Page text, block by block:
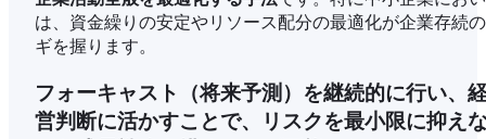
は、資金繰りの安定やリソース配分の最適化が企業存続
ギを握ります。
フォーキャスト（将来予測）を継続的に行い、
営判断に活かすことで、リスクを最小限に抑え